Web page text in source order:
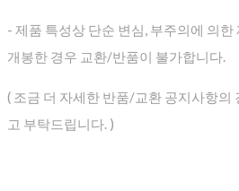
- 제품 특성상 단순 변심, 부주의에 의한
개봉한 경우 교환/반품이 불가합니다.
( 조금 더 자세한 반품/교환 공지사항의
고 부탁드립니다. )